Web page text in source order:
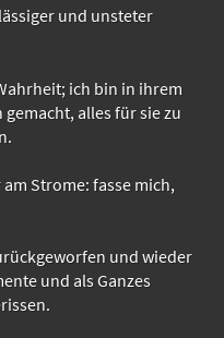
und unsteter
ich bin in ihrem
alles für sie zu
am Strome: fasse mich,
und wieder
und als Ganzes